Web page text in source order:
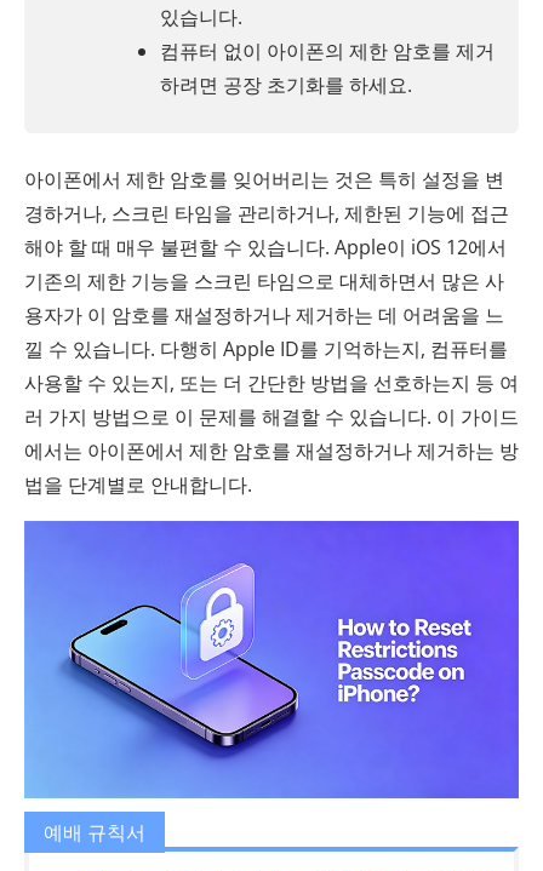
있습니다.
컴퓨터 없이 아이폰의 제한 암호를 제거
하려면 공장 초기화를 하세요.
아이폰에서 제한 암호를 잊어버리는 것은 특히 설정을 변
경하거나, 스크린 타임을 관리하거나, 제한된 기능에 접근
해야 할 때 매우 불편할 수 있습니다. Apple이 iOS 12에서
기존의 제한 기능을 스크린 타임으로 대체하면서 많은 사
용자가 이 암호를 재설정하거나 제거하는 데 어려움을 느
낄 수 있습니다. 다행히 Apple ID를 기억하는지, 컴퓨터를
사용할 수 있는지, 또는 더 간단한 방법을 선호하는지 등 여
러 가지 방법으로 이 문제를 해결할 수 있습니다. 이 가이드
에서는 아이폰에서 제한 암호를 재설정하거나 제거하는 방
법을 단계별로 안내합니다.
예배 규칙서